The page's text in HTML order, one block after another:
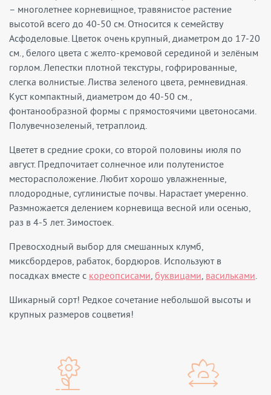
– многолетнее корневищное, травянистое растение
высотой всего до 40-50 см. Относится к семейству
Асфоделовые. Цветок очень крупный, диаметром до 17-20
см., белого цвета с желто-кремовой серединой и зелёным
горлом. Лепестки плотной текстуры, гофрированные,
слегка волнистые. Листва зеленого цвета, ремневидная.
Куст компактный, диаметром до 40-50 см.,
фонтанообразной формы с прямостоячими цветоносами.
Полувечнозеленый, тетраплоид.
Цветет в средние сроки, со второй половины июля по
август. Предпочитает солнечное или полутенистое
месторасположение. Любит хорошо увлажненные,
плодородные, суглинистые почвы. Нарастает умеренно.
Размножается делением корневища весной или осенью,
раз в 4-5 лет. Зимостоек.
Превосходный выбор для смешанных клумб,
миксбордеров, рабаток, бордюров. Используют в
посадках вместе с кореопсисами, буквицами, васильками.
Шикарный сорт! Редкое сочетание небольшой высоты и
крупных размеров соцветия!